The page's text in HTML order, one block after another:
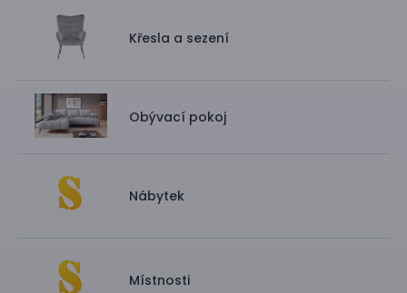
Křesla a sezení
Obývací pokoj
Nábytek
Místnosti